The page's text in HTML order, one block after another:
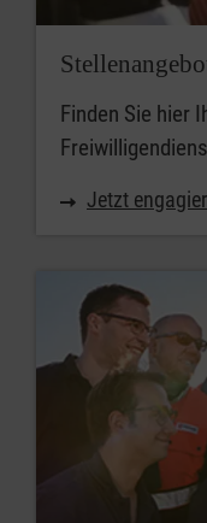
Finden Sie hier
Jetzt